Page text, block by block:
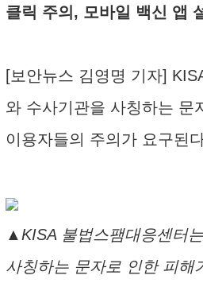
클릭 주의, 모바일 백신 앱
[보안뉴스 김영명 기자]
와 수사기관을 사칭하는 문
이용자들의 주의가 요구된
▲KISA 불법스팸대응센터
사칭하는 문자로 인한 피해